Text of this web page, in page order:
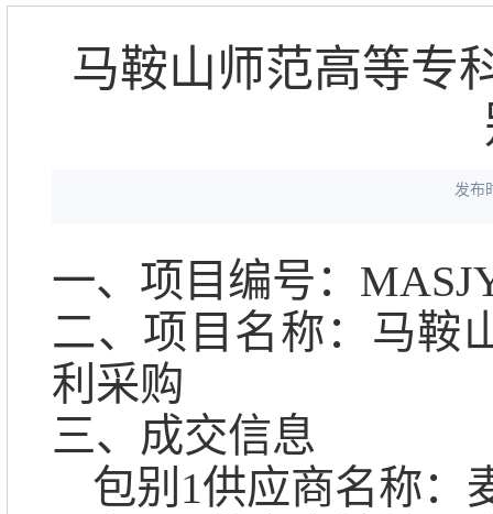
马鞍山师范高等专
发布
一、项目编号：
二、项目名称： 马鞍
利采购
三、成交信息
包别 1供应商名称：